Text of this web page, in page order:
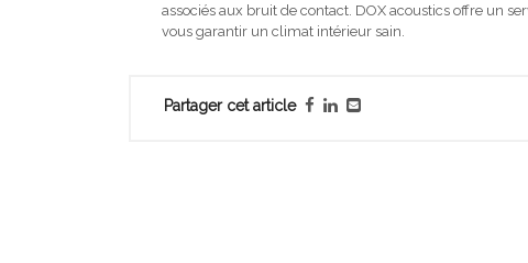
associés aux bruit de contact. DOX acoustics offre un
vous garantir un climat intérieur sain.
Partager cet article